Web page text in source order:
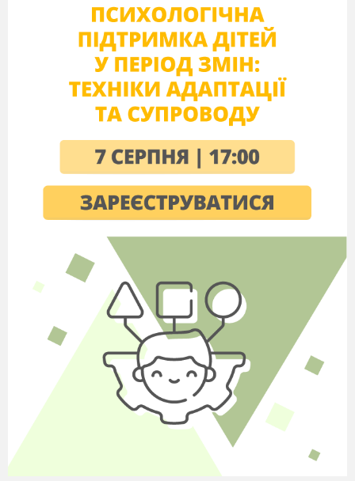
Г липа серцелиста
Назвіть організми, що виконують в
екосистемі продукційну роль:
А дуб звичайний, дощовий черв’як,
ялина європейська
Б сосна звичайна, ефедра хвощова, лілія
лісова
В плаун булавоподібний, лисиця
звичайна, береза бородавчаста
Г мухомор пурпуровий, бук звичайний,
липа дрібнолиста
Назвіть розділ екології, що вивчає
різноманітні угрупування рослин,
тварин, грибів, мікроорганізмів, трофічні
зв’зки між ними:
А аутекологія
Б демекологія
В екосистемологія
Г синекологія
До біотичних чинників відносять:
А опосередкований вплив людини
Б вплив світла, температури, вологості
В фітогенні
Г вплив рельєфу
Серед запропонованих організмів